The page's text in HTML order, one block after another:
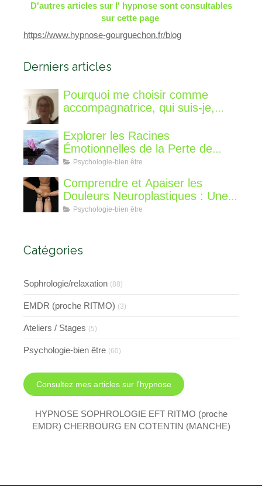
D'autres articles sur l' hypnose sont consultables
sur cette page
https://www.hypnose-gourguechon.fr/blog
Derniers articles
Pourquoi me choisir comme
accompagnatrice, qui suis-je,
différent?
Explorer les Racines
Émotionnelles de la Perte de
Poids : Un Voyage Intérieur
Psychologie-bien être
Comprendre et Apaiser les
Douleurs Neuroplastiques : Une
Approche avec l'Hypnose,
Psychologie-bien être
Catégories
Sophrologie/relaxation (88)
EMDR (proche RITMO) (3)
Ateliers / Stages (5)
Psychologie-bien être (60)
Consultez mes articles sur l'hypnose
HYPNOSE SOPHROLOGIE EFT RITMO (proche
EMDR) CHERBOURG EN COTENTIN (MANCHE)